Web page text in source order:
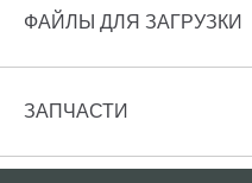
ФАЙЛЫ ДЛЯ ЗАГРУЗКИ
ЗАПЧАСТИ